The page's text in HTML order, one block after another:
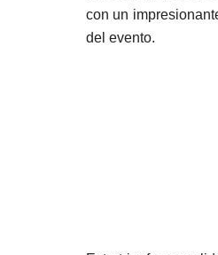
con un
del evento.